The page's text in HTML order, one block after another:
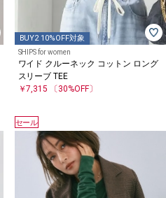
BUY2 10%OFF対象
SHIPS for women
ワイド クルーネック コットン ロング
スリーブ TEE
￥7,315
〔30%OFF〕
セール